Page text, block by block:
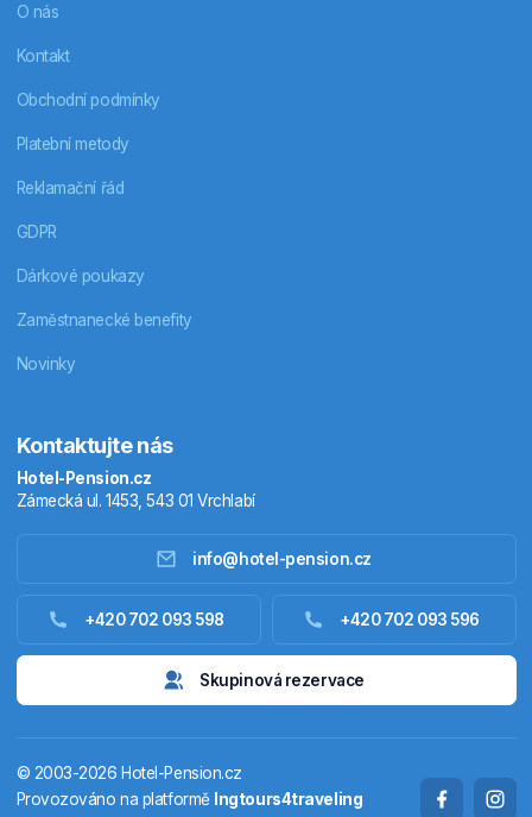
Ubytování zahraniční
Termály
O nás
Kontakt
Obchodní podmínky
Platební metody
Reklamační řád
GDPR
Dárkové poukazy
Zaměstnanecké benefity
Novinky
Kontaktujte nás
Hotel-Pension.cz
Zámecká ul. 1453, 543 01 Vrchlabí
info@hotel-pension.cz
+420 702 093 598 +420 702 093 596
Skupinová rezervace
© 2003-2026 Hotel-Pension.cz
Provozováno na platformě Ingtours4traveling